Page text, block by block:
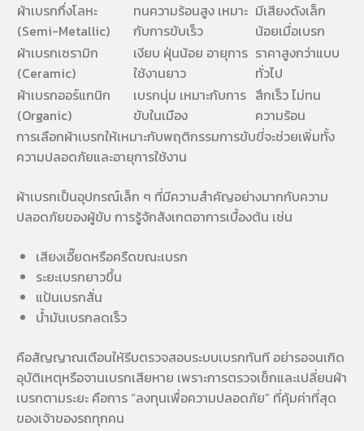
ผ้าเบรกกึ่งโลหะ
(Semi-Metallic)
ทนความร้อนสูง เหมาะ
กับการขับเร็ว
มีเสียงดังเล็ก
น้อยเมื่อเบรก
ผ้าเบรกเซรามิก
(Ceramic)
เงียบ ฝุ่นน้อย อายุการ
ใช้งานยาว
ราคาสูงกว่าแบบ
ทั่วไป
ผ้าเบรกออร์แกนิก
(Organic)
เบรกนุ่ม เหมาะกับการ
ขับในเมือง
สึกเร็ว ไม่ทน
ความร้อน
การเลือกผ้าเบรกให้เหมาะกับพฤติกรรมการขับขี่จะช่วยเพิ่มทั้ง
ความปลอดภัยและอายุการใช้งาน
ผ้าเบรกเป็นอุปกรณ์เล็ก ๆ ที่มีความสำคัญอย่างมากกับความ
ปลอดภัยของผู้ขับ การรู้จักสังเกตอาการเบื้องต้น เช่น
เสียงเอี๊ยดหรือครืดขณะเบรก
ระยะเบรกยาวขึ้น
แป้นเบรกสั่น
น้ำมันเบรกลดเร็ว
คือสัญญาณเตือนให้รีบตรวจสอบระบบเบรกทันที อย่ารอจนเกิด
อุบัติเหตุหรือจานเบรกเสียหาย เพราะการตรวจเช็กและเปลี่ยนผ้า
เบรกตามระยะ คือการ “ลงทุนเพื่อความปลอดภัย” ที่คุ้มค่าที่สุด
ของเจ้าของรถทุกคน